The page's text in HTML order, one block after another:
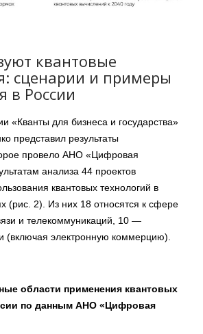
квантовые
сценарии и примеры
в России
«Кванты для бизнеса и государства»
представил результаты
провело АНО «Цифровая
анализа 44 проектов
квантовых технологий в
(рис. 2). Из них 18 относятся к сфере
и телекоммуникаций, 10 —
(включая электронную коммерцию).
области применения квантовых
по данным АНО «Цифровая